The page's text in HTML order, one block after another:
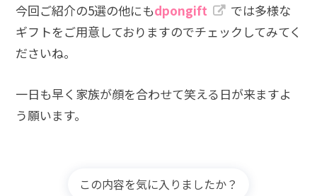
今回ご紹介の5選の他にもdpongift
では多様な
ギフトをご用意しておりますのでチェックしてみてく
ださいね。
一日も早く家族が顔を合わせて笑える日が来ますよ
う願います。
この内容を気に入りましたか？